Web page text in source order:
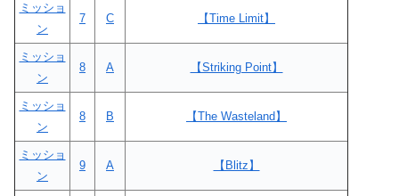
ミッショ
ン
7 C 【Time Limit】
ミッショ
ン
8 A 【Striking Point】
ミッショ
ン
8 B 【The Wasteland】
ミッショ
ン
9 A 【Blitz】